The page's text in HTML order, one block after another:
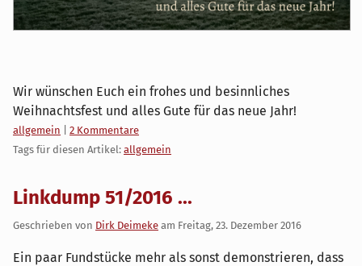
Wir wünschen Euch ein frohes und besinnliches
Weihnachtsfest und alles Gute für das neue Jahr!
Kategorien:
allgemein
2 Kommentare
Tags für diesen Artikel: allgemein
Linkdump 51/2016 ...
Geschrieben von Dirk Deimeke am Freitag, 23. Dezember 2016
Ein paar Fundstücke mehr als sonst demonstrieren, dass